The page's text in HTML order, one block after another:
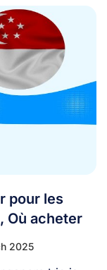
pour les
Où acheter
2025